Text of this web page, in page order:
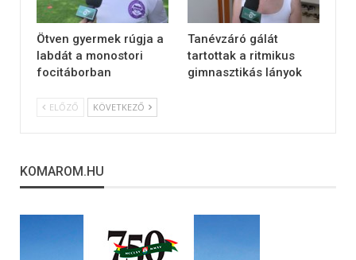
Ötven gyermek rúgja a
labdát a monostori
focitáborban
Tanévzáró gálát
tartottak a ritmikus
gimnasztikás lányok
ELŐZŐ KÖVETKEZŐ
KOMAROM.HU